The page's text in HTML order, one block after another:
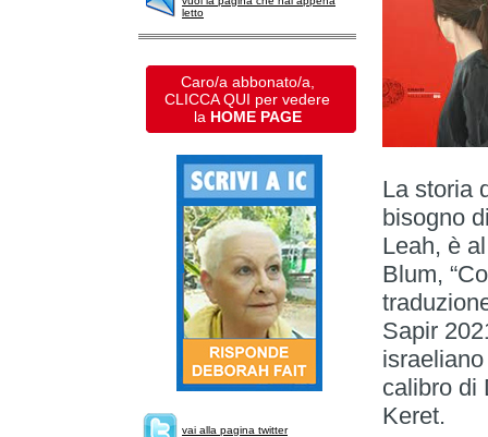
letto
Caro/a abbonato/a,
CLICCA QUI per vedere
la HOME PAGE
vai alla pagina twitter
La storia
bisogno
Leah, è
Blum,
Sapir
calibro di
Keret.